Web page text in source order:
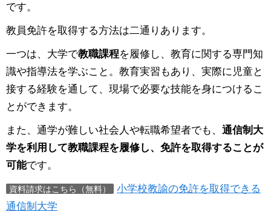
です。
教員免許を取得する方法は二通りあります。
一つは、大学で教職課程を履修し、教育に関する専門知
識や指導法を学ぶこと。教育実習もあり、実際に児童と
接する経験を通して、現場で必要な技能を身につけるこ
とができます。
また、通学が難しい社会人や転職希望者でも、 通信制大
学を利用して教職課程を履修し、免許を取得することが
可能です。
資料請求はこちら（無料）
小学校教諭の免許を取得できる
通信制大学